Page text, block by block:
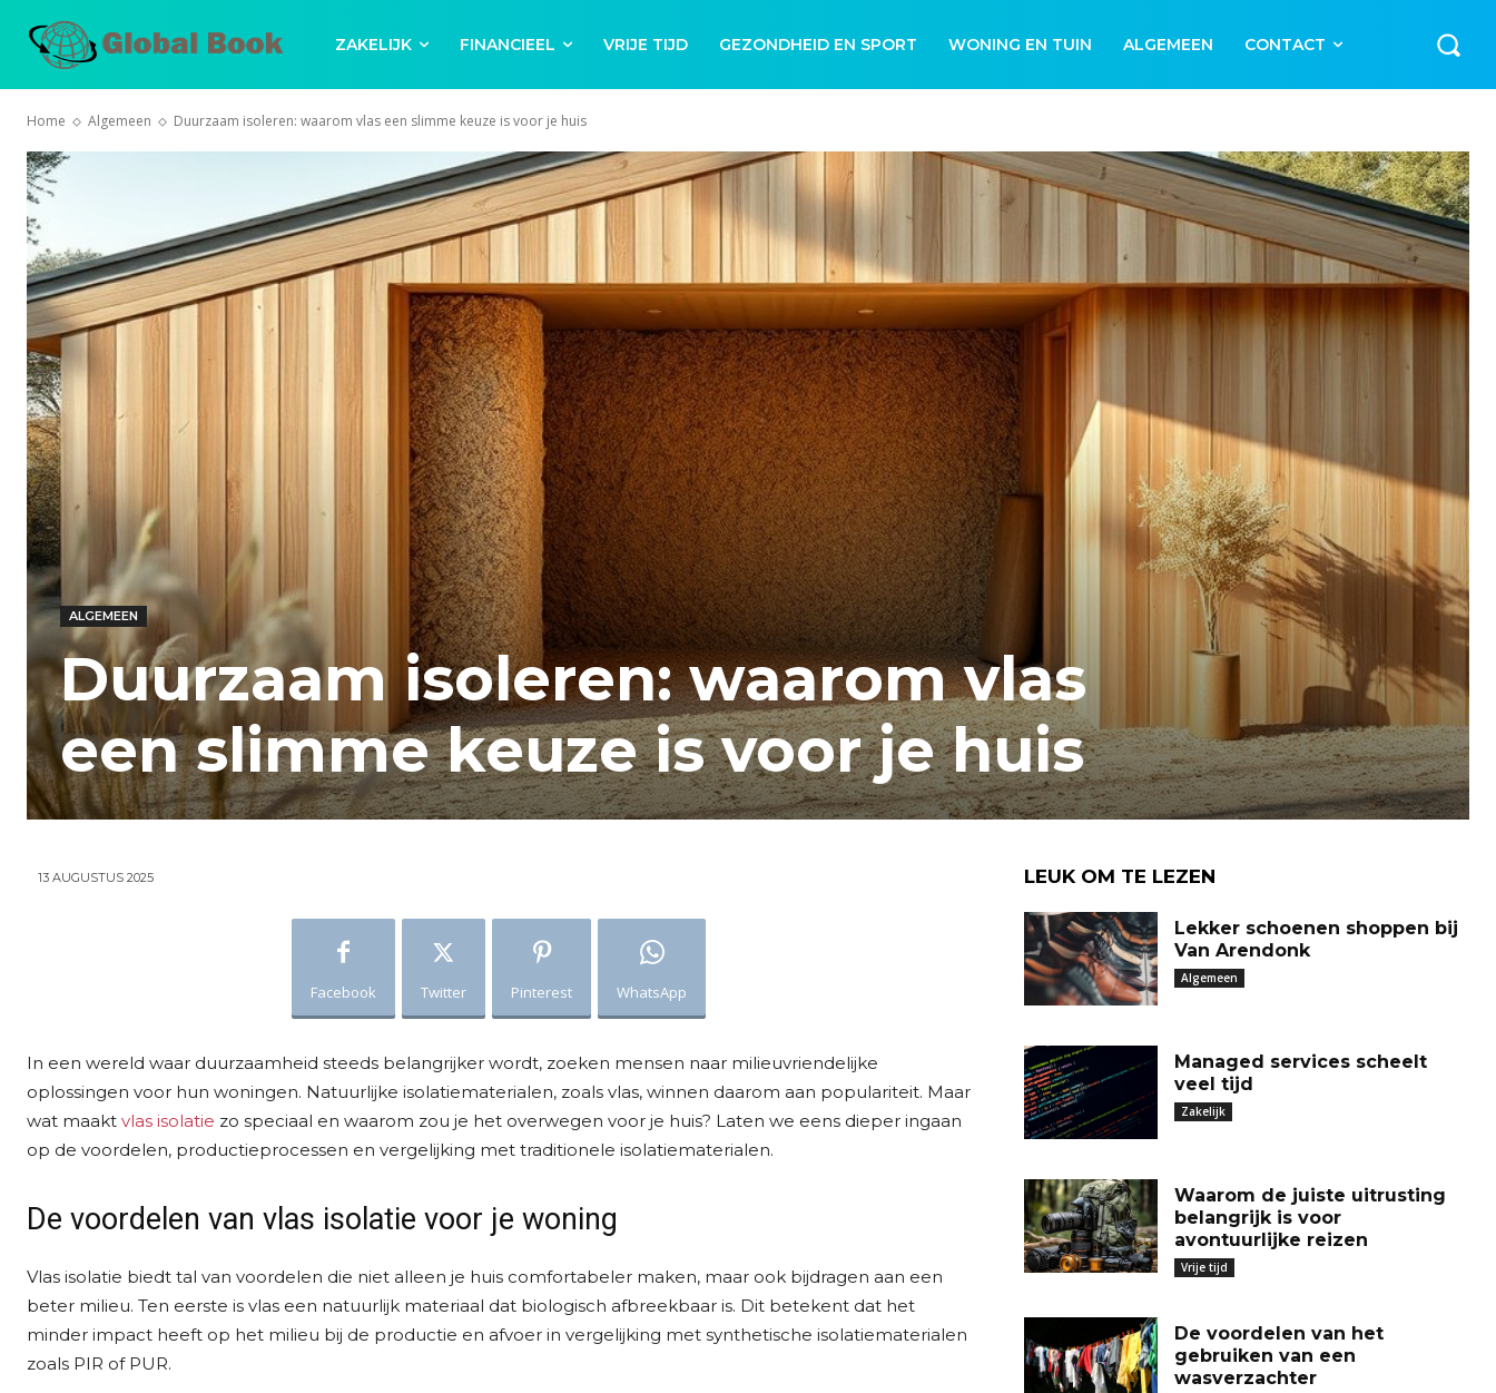
ZAKELIJK FINANCIEEL VRIJE TIJD GEZONDHEID EN SPORT WONING EN TUIN ALGEMEEN CONTACT
Home Algemeen Duurzaam isoleren: waarom vlas een slimme keuze is voor je huis
ALGEMEEN
Duurzaam isoleren: waarom vlas
een slimme keuze is voor je huis
13 AUGUSTUS 2025
Facebook Twitter Pinterest WhatsApp
In een wereld waar duurzaamheid steeds belangrijker wordt, zoeken mensen naar milieuvriendelijke
oplossingen voor hun woningen. Natuurlijke isolatiematerialen, zoals vlas, winnen daarom aan populariteit. Maar
wat maakt vlas isolatie zo speciaal en waarom zou je het overwegen voor je huis? Laten we eens dieper ingaan
op de voordelen, productieprocessen en vergelijking met traditionele isolatiematerialen.
De voordelen van vlas isolatie voor je woning
Vlas isolatie biedt tal van voordelen die niet alleen je huis comfortabeler maken, maar ook bijdragen aan een
beter milieu. Ten eerste is vlas een natuurlijk materiaal dat biologisch afbreekbaar is. Dit betekent dat het
minder impact heeft op het milieu bij de productie en afvoer in vergelijking met synthetische isolatiematerialen
zoals PIR of PUR.
LEUK OM TE LEZEN
Lekker schoenen shoppen bij
Van Arendonk
Algemeen
Managed services scheelt
veel tijd
Zakelijk
Waarom de juiste uitrusting
belangrijk is voor
avontuurlijke reizen
Vrije tijd
De voordelen van het
gebruiken van een
wasverzachter